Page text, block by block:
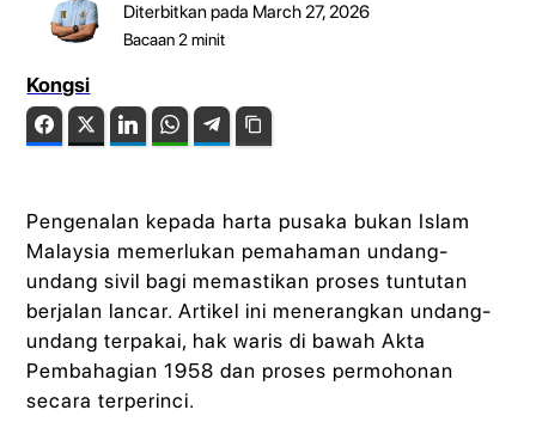
Diterbitkan pada March 27, 2026
Bacaan2 minit
Kongsi
FacebookTwitter LinkedIn WhatsAppTelegram
Pengenalan kepada harta pusaka bukan Islam
Malaysia memerlukan pemahaman undang-
undang sivil bagi memastikan proses tuntutan
berjalan lancar. Artikel ini menerangkan undang-
undang terpakai, hak waris di bawah Akta
Pembahagian 1958 dan proses permohonan
secara terperinci.